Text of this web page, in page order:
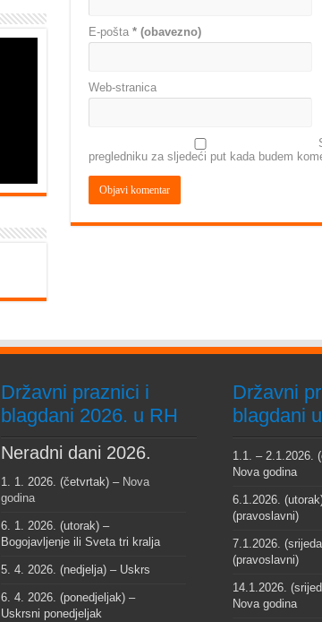
E-pošta * (obavezno)
Web-stranica
pregledniku za sljedeći put kada budem
Državni praznici i
blagdani 2026. u RH
Neradni dani 2026.
1. 1. 2026. (četvrtak) – Nova
godina
6. 1. 2026. (utorak) –
Bogojavljenje ili Sveta tri kralja
5. 4. 2026. (nedjelja) – Uskrs
6. 4. 2026. (ponedjeljak) –
Uskrsni ponedjeljak
Državni
blagdani
1.1. – 2.1.2026.
Nova godina
6.1.2026.
(pravoslavni)
7.1.2026.
(pravoslavni)
14.1.2026.
Nova godina